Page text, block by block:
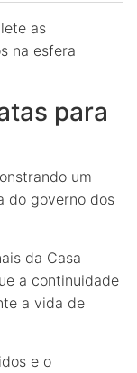
as
na esfera
para
um
do governo dos
da Casa
a continuidade
a vida de
e o